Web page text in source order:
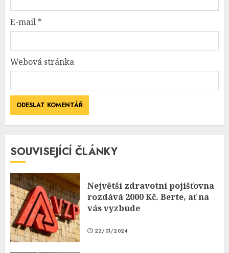
E-mail *
Webová stránka
SOUVISEJÍCÍ ČLÁNKY
Největší zdravotní pojišťovna
rozdává 2000 Kč. Berte, ať na
vás vyzbude
22/01/2024